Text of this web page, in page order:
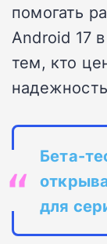
помогать
Android 17
тем, кто
Бета-
для